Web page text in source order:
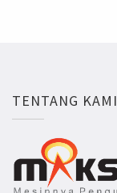
TENTANG KAMI